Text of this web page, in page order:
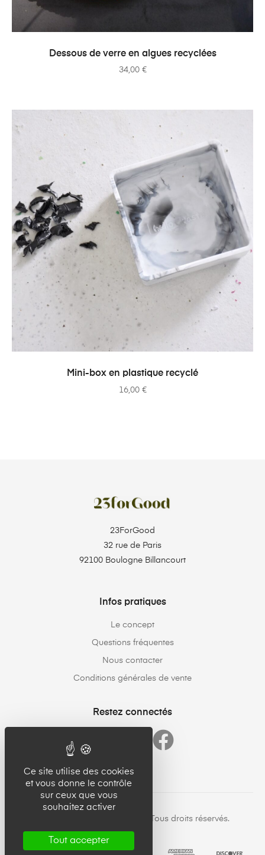
AJOUTER AU PANIER
Dessous de verre en algues recyclées
34,00 €
AJOUTER AU PANIER
Mini-box en plastique recyclé
16,00 €
23ForGood
32 rue de Paris
92100 Boulogne Billancourt
Infos pratiques
Le concept
Questions fréquentes
Nous contacter
Conditions générales de vente
Restez connectés
Copyright © 23forgood.com. Tous droits réservés.
Ce site utilise des cookies
et vous donne le contrôle
sur ceux que vous
souhaitez activer
Tout accepter